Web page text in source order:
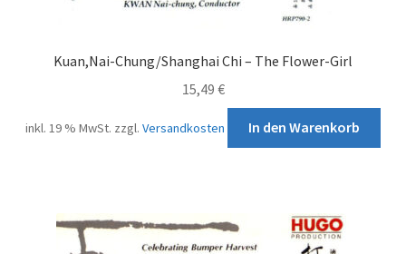
Kuan,Nai-Chung/Shanghai Chi – The Flower-Girl
15,49 €
inkl. 19 % MwSt. zzgl.Versandkosten In den Warenkorb